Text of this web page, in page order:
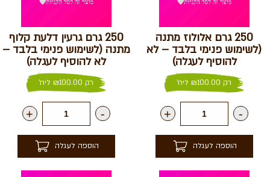
250 גרם אלולוז מתנה
(לשימוש פנימי בלבד – לא
להוסיף לעגלה)
רק ₪100.00 ליח'
-
+
הוספה לעגלה
250 גרם גרעין דלעת קלוף
מתנה (לשימוש פנימי בלבד –
לא להוסיף לעגלה)
רק ₪100.00 ליח'
-
+
הוספה לעגלה